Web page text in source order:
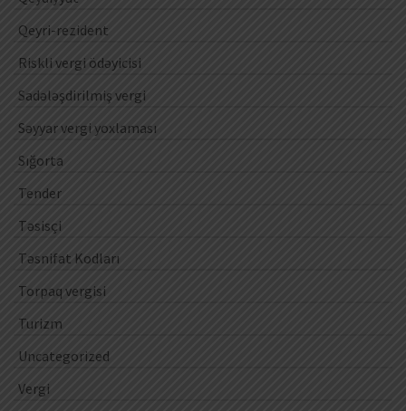
Qeyri-rezident
Riskli vergi ödəyicisi
Sadələşdirilmiş vergi
Səyyar vergi yoxlaması
Sığorta
Tender
Təsisçi
Təsnifat Kodları
Torpaq vergisi
Turizm
Uncategorized
Vergi